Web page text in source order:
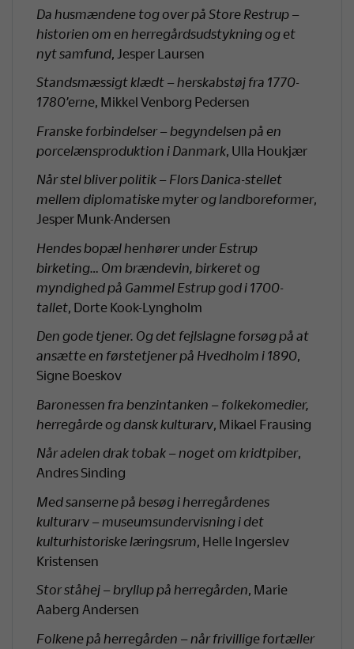
Da husmændene tog over på Store Restrup –
historien om en herregårdsudstykning og et
nyt samfund , Jesper Laursen
Standsmæssigt klædt – herskabstøj fra 1770-
1780’erne, Mikkel Venborg Pedersen
Franske forbindelser – begyndelsen på en
porcelænsproduktion i Danmark , Ulla Houkjær
Når stel bliver politik – Flors Danica-stellet
mellem diplomatiske myter og landboreformer,
Jesper Munk-Andersen
Hendes bopæl henhører under Estrup
birketing… Om brændevin, birkeret og
myndighed på Gammel Estrup god i 1700-
tallet , Dorte Kook-Lyngholm
Den gode tjener. Og det fejlslagne forsøg på at
ansætte en førstetjener på Hvedholm i 1890,
Signe Boeskov
Baronessen fra benzintanken – folkekomedier,
herregårde og dansk kulturarv , Mikael Frausing
Når adelen drak tobak – noget om kridtpiber,
Andres Sinding
Med sanserne på besøg i herregårdenes
kulturarv – museumsundervisning i det
kulturhistoriske læringsrum , Helle Ingerslev
Kristensen
Stor ståhej – bryllup på herregården, Marie
Aaberg Andersen
Folkene på herregården – når frivillige fortæller